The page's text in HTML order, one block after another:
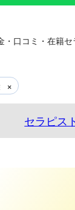
口コミ・在籍
×
セラピス